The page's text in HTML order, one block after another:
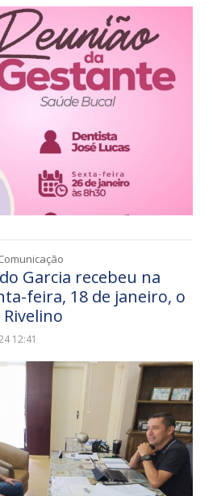
Garcia recebeu na
feira, 18 de janeiro, o
12:41